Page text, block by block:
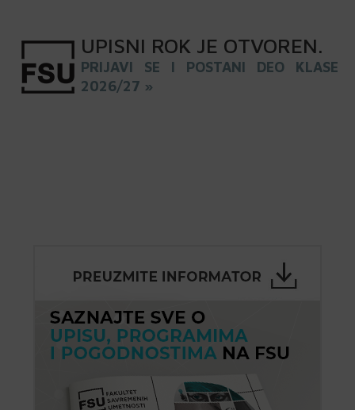
UPISNI ROK JE OTVOREN.
PRIJAVI SE I POSTANI DEO KLASE
2026/27 »